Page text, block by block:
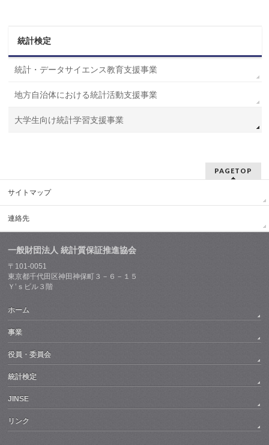
統計検定
統計・データサイエンス教育支援事業
地方自治体における統計活動支援事業
大学生向け統計学習支援事業
PAGETOP
サイトマップ
連絡先
一般財団法人 統計質保証推進協会
〒101-0051
東京都千代田区神田神保町３－６－１５
Ｙ’ｓビル３階
ホーム
事業
役員・委員会
統計検定
JINSE
リンク